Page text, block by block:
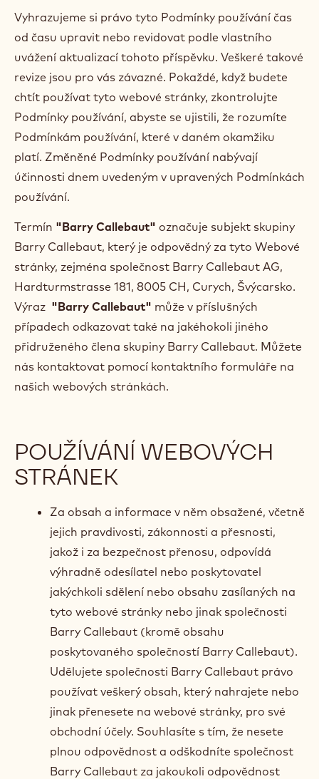
Vyhrazujeme si právo tyto Podmínky používání čas
od času upravit nebo revidovat podle vlastního
uvážení aktualizací tohoto příspěvku. Veškeré takové
revize jsou pro vás závazné. Pokaždé, když budete
chtít používat tyto webové stránky, zkontrolujte
Podmínky používání, abyste se ujistili, že rozumíte
Podmínkám používání, které v daném okamžiku
platí. Změněné Podmínky používání nabývají
účinnosti dnem uvedeným v upravených Podmínkách
používání.
Termín "Barry Callebaut" označuje subjekt skupiny
Barry Callebaut, který je odpovědný za tyto Webové
stránky, zejména společnost Barry Callebaut AG,
Hardturmstrasse 181, 8005 CH, Curych, Švýcarsko.
Výraz "Barry Callebaut" může v příslušných
případech odkazovat také na jakéhokoli jiného
přidruženého člena skupiny Barry Callebaut. Můžete
nás kontaktovat pomocí kontaktního formuláře na
našich webových stránkách.
POUŽÍVÁNÍ WEBOVÝCH
STRÁNEK
Za obsah a informace v něm obsažené, včetně
jejich pravdivosti, zákonnosti a přesnosti,
jakož i za bezpečnost přenosu, odpovídá
výhradně odesílatel nebo poskytovatel
jakýchkoli sdělení nebo obsahu zasílaných na
tyto webové stránky nebo jinak společnosti
Barry Callebaut (kromě obsahu
poskytovaného společností Barry Callebaut).
Udělujete společnosti Barry Callebaut právo
používat veškerý obsah, který nahrajete nebo
jinak přenesete na webové stránky, pro své
obchodní účely. Souhlasíte s tím, že nesete
plnou odpovědnost a odškodníte společnost
Barry Callebaut za jakoukoli odpovědnost